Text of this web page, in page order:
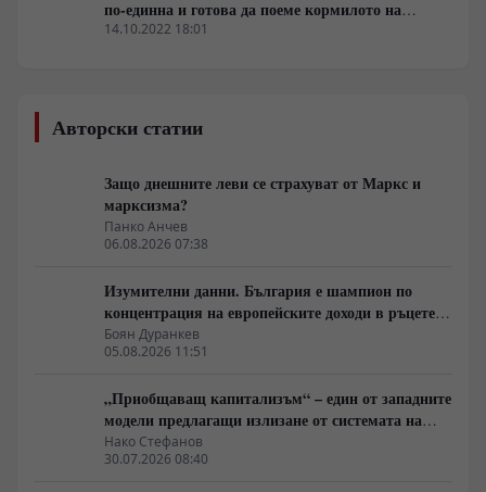
по-единна и готова да поеме кормилото на
Европа
14.10.2022 18:01
Авторски статии
Защо днешните леви се страхуват от Маркс и
марксизма?
Панко Анчев
06.08.2026 07:38
Изумителни данни. България е шампион по
концентрация на европейските доходи в ръцете
на най-богатия 1%, надминава и САЩ
Боян Дуранкев
05.08.2026 11:51
„Приобщаващ капитализъм“ – един от западните
модели предлагащи излизане от системата на
неолиберализма
Нако Стефанов
30.07.2026 08:40